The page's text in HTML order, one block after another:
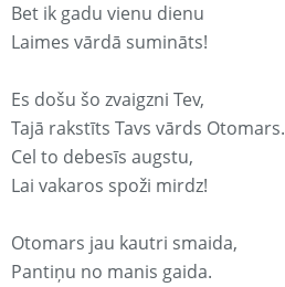
Bet ik gadu vienu dienu
Laimes vārdā sumināts!
Es došu šo zvaigzni Tev,
Tajā rakstīts Tavs vārds Otomars.
Cel to debesīs augstu,
Lai vakaros spoži mirdz!
Otomars jau kautri smaida,
Pantiņu no manis gaida.